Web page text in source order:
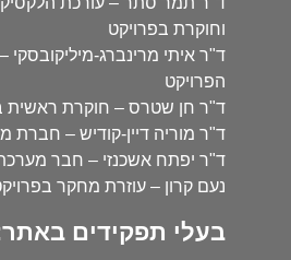
וחוקרת בפרויקט
ד"ר איתי מרינברג-מיליקובסקי
הפרויקט
ד"ר חן שטרס – חוקרת ראשית
ד"ר מוריה דיין-קודיש – חברת
ד"ר יפתח אשכנזי – חבר
נעם קרון – עוזרת מחקר
בעלי תפקידים